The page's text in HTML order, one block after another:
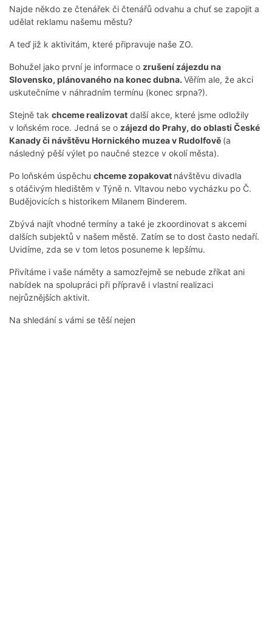
Najde někdo ze čtenářek či čtenářů odvahu a chuť se zapojit a
udělat reklamu našemu městu?
A teď již k aktivitám, které připravuje naše ZO.
Bohužel jako první je informace o zrušení zájezdu na
Slovensko, plánovaného na konec dubna. Věřím ale, že akci
uskutečníme v náhradním termínu (konec srpna?).
Stejně tak chceme realizovat další akce, které jsme odložily
v loňském roce. Jedná se o zájezd do Prahy, do oblasti České
Kanady či návštěvu Hornického muzea v Rudolfově (a
následný pěší výlet po naučné stezce v okolí města).
Po loňském úspěchu chceme zopakovat návštěvu divadla
s otáčivým hledištěm v Týně n. Vltavou nebo vycházku po Č.
Budějovicích s historikem Milanem Binderem.
Zbývá najít vhodné termíny a také je zkoordinovat s akcemi
dalších subjektů v našem městě. Zatím se to dost často nedaří.
Uvidíme, zda se v tom letos posuneme k lepšímu.
Přivítáme i vaše náměty a samozřejmě se nebude zříkat ani
nabídek na spolupráci při přípravě i vlastní realizaci
nejrůznějších aktivit.
Na shledání s vámi se těší nejen